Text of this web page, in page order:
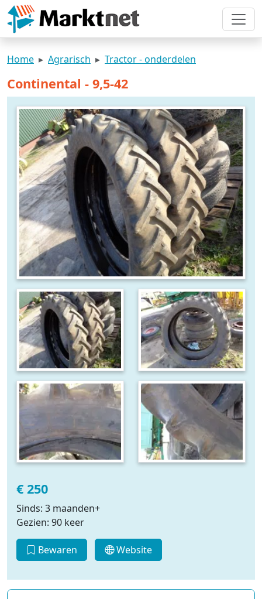
Home Agrarisch Tractor - onderdelen
Continental - 9,5-42
€ 250
Sinds: 3 maanden+
Gezien: 90 keer
Bewaren Website